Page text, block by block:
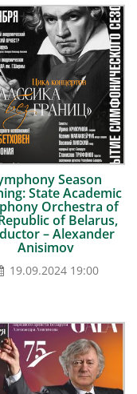
Season
State Academic
Orchestra of
of Belarus,
– Alexander
Anisimov
19.09.2024 19:00